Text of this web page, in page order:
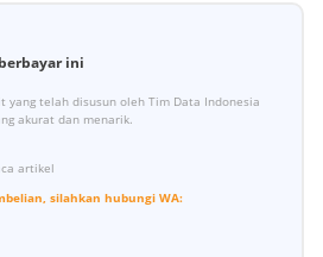
ini
yang telah disusun oleh Tim Data Indonesia
akurat dan menarik.
artikel
silahkan hubungi WA: